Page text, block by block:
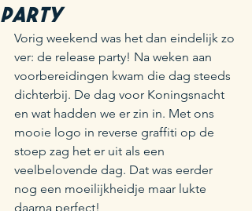
party
Vorig weekend was het dan eindelijk zo
ver: de release party! Na weken aan
voorbereidingen kwam die dag steeds
dichterbij. De dag voor Koningsnacht
en wat hadden we er zin in. Met ons
mooie logo in reverse graffiti op de
stoep zag het er uit als een
veelbelovende dag. Dat was eerder
nog een moeilijkheidje maar lukte
daarna perfect!